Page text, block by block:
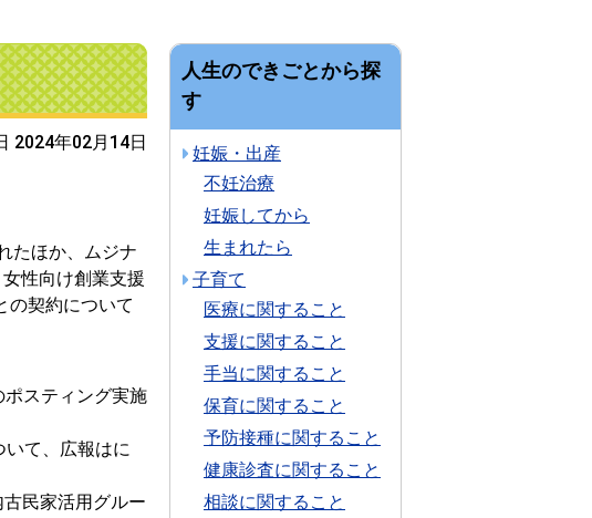
2024年02月14日
たほか、ムジナ
性向け創業支援
の契約について
スティング実施
いて、広報はに
民家活用グルー
人生のできごとから探
す
妊娠・出産
不妊治療
妊娠してから
生まれたら
子育て
医療に関すること
支援に関すること
手当に関すること
保育に関すること
予防接種に関すること
健康診査に関すること
相談に関すること